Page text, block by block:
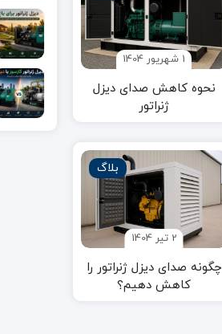
1 شهریور 1404
نحوه کاهش صدای دیزل
ژنراتور
بلاگ
2 تیر 1404
چگونه صدای دیزل ژنراتور را
کاهش دهیم؟